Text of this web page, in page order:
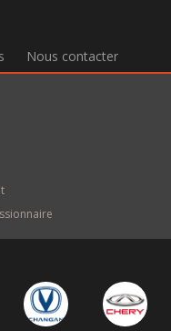
Nous contacter